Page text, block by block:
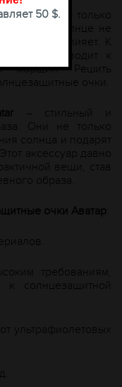
не только
Яркое солнце не
на них влияет. К
это приводит к
морщин. Решить
очки.
– стильный и
Они не только
солнца и подарят
аксессуар давно
вещи, став
образа.
очки Аватар:
требованиям,
к солнцезащитной
ультрафиолетовых
50 $.